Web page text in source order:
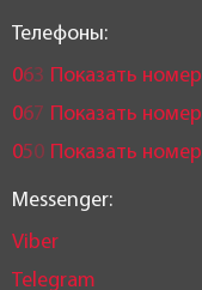
Телефоны:
063 Показать номер
067 Показать номер
050 Показать номер
Messenger:
Viber
Telegram